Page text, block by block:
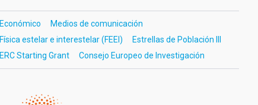
Económico
Medios de comunicación
Física estelar e interestelar (FEEI)
Estrellas de Población III
ERC Starting Grant
Consejo Europeo de Investigación